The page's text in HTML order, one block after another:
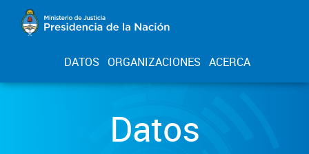
DATOS ORGANIZACIONES ACERCA
Datos